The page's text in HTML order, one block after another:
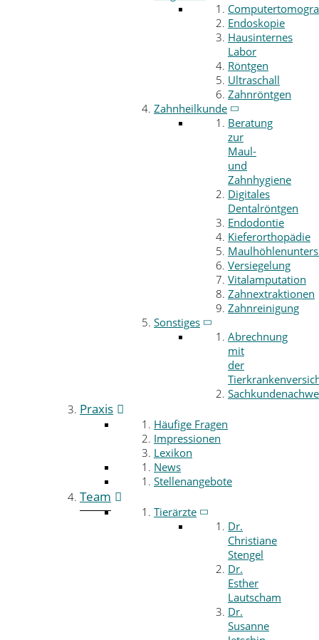
Endoskopie
Hausinternes
Labor
Röntgen
Ultraschall
Zahnröntgen
Zahnheilkunde
Beratung
zur
Maul-
und
Zahnhygiene
Digitales
Dentalröntgen
Endodontie
Kieferorthopädie
Versiegelung
Vitalamputation
Zahnextraktionen
Zahnreinigung
Sonstiges
Abrechnung
mit
der
Praxis
Häufige Fragen
Impressionen
Lexikon
News
Stellenangebote
Team
Tierärzte
Dr.
Christiane
Stengel
Dr.
Esther
Lautscham
Dr.
Susanne